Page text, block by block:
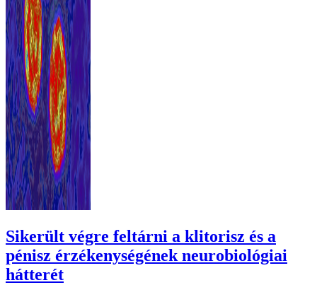
Sikerült végre feltárni a klitorisz és a
pénisz érzékenységének neurobiológiai
hátterét